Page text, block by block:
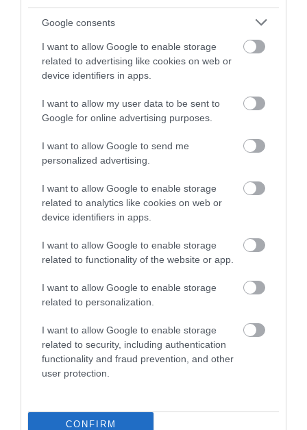
Google consents
I want to allow Google to enable storage
related to advertising like cookies on web or
device identifiers in apps.
I want to allow my user data to be sent to
Google for online advertising purposes.
I want to allow Google to send me
personalized advertising.
I want to allow Google to enable storage
related to analytics like cookies on web or
device identifiers in apps.
I want to allow Google to enable storage
related to functionality of the website or app.
I want to allow Google to enable storage
related to personalization.
I want to allow Google to enable storage
related to security, including authentication
functionality and fraud prevention, and other
user protection.
CONFIRM
Az utóbbi tíz évben rengeteg befutott vagy éppen
feltörekvő női előadót láthatnak azok a szobájukban
álmodozó kislányok, akik saját maguk is zenével
szeretnének foglalkozni, imádják például a
színpadon, mint cserihanna. A szemünk előtt zajlik
az a fantasztikus jelenség is, hogy a hazai közönség
újra eljár magyar előadók koncertjeire, ami szintén
ösztönzi a női alkotók sikerét.
Úgyhogy abban
előadó lesz itthon.
Többek között az előbb említett Beton.Hofival is
megállnak az órák). Ki most az az előadó, akivel
a legszívesebben közreműködnél?
Carson Comával, Sisivel Krúbival
is biztos
bármikor zenélnék újra.